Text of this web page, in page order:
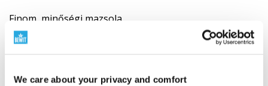
We care about your privacy and comfort
Finom, minőségi mazsola.